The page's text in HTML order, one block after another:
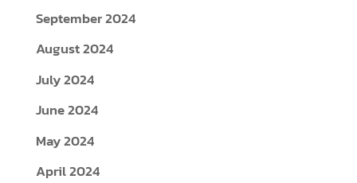
September 2024
August 2024
July 2024
June 2024
May 2024
April 2024